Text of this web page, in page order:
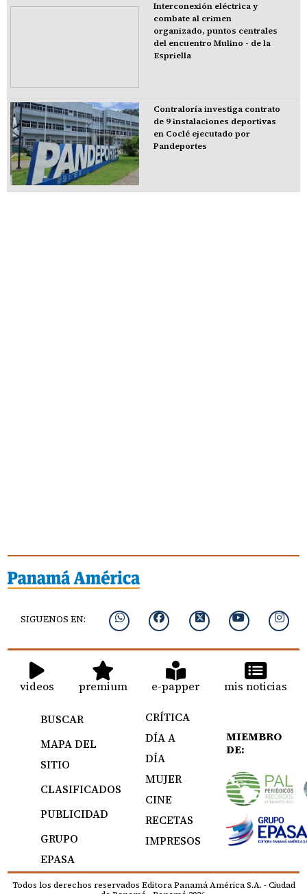
Interconexión eléctrica y
combate al crimen
organizado, puntos centrales
del encuentro Mulino - de la
Espriella
Contraloría investiga contrato
de 9 instalaciones deportivas
en Coclé ejecutado por
Pandeportes
SIGUENOS EN:
videos premium e-papper mis noticias
BUSCAR
MAPA DEL
SITIO
CLASIFICADOS
PUBLICIDAD
GRUPO
EPASA
CRÍTICA
DÍA A
DÍA
MUJER
CINE
RECETAS
IMPRESOS
MIEMBRO
DE:
Todos los derechos reservados Editora Panamá América S.A. - Ciudad